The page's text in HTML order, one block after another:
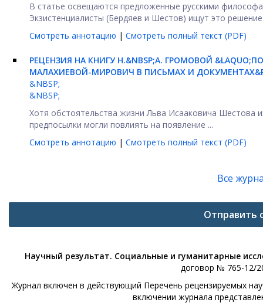
В статье освещаются предложенные русскими
Экзистенциалисты (Бердяев и Шестов) ищут это
Смотреть аннотацию | Смотреть полный текст (PDF)
РЕЦЕНЗИЯ НА КНИГУ Н.&NBSP;А. ГРОМОВОЙ
МАЛАХИЕВОЙ-МИРОВИЧ В ПИСЬМАХ И ДОКУМЕНТАХ
&NBSP;
&NBSP;
Хотя обстоятельства жизни Льва Исааковича Шестова
предпосылки могли повлиять на появление ...
Смотреть аннотацию | Смотреть полный текст (PDF)
Все
Отправить
Научный результат. Социальные и гуманитарные
договор № 765-12/
Журнал включен в действующий Перечень рецензируемых
включении журнала